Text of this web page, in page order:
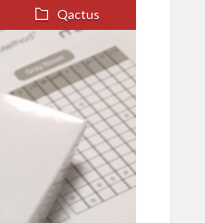
Qactus